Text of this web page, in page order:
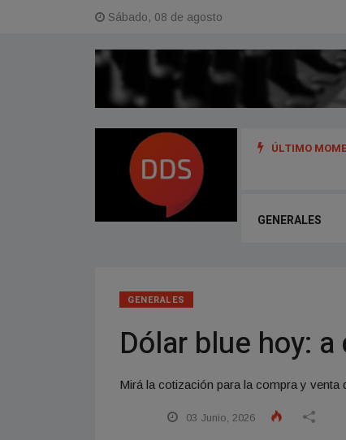
Sábado, 08 de agosto
ÚLTIMO
referentes del hip hop de Argentina, Uruguay y Perú
GENERALES
GENERALES
Dólar blue hoy:
Mirá la cotización para la compra y venta
03 Junio, 2026